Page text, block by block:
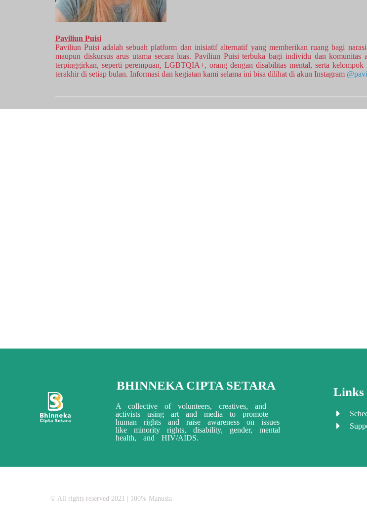
Paviliun Puisi
Paviliun Puisi adalah sebuah platform dan inisiatif alternatif yang memberikan ruang bagi
maupun diskursus arus utama secara luas. Paviliun Puisi terbuka bagi individu dan
terpinggirkan, seperti perempuan, LGBTQIA+, orang dengan disabilitas mental, serta
terakhir di setiap bulan. Informasi dan kegiatan kami selama ini bisa dilihat di akun Instagram
BHINNEKA CIPTA SETARA
A collective of volunteers, creatives, and
activists using art and media to promote
human rights and raise awareness on issues
like minority rights, disability, gender, mental
health, and HIV/AIDS.
Links
© All rights reserved 2021 | 100% Manusia